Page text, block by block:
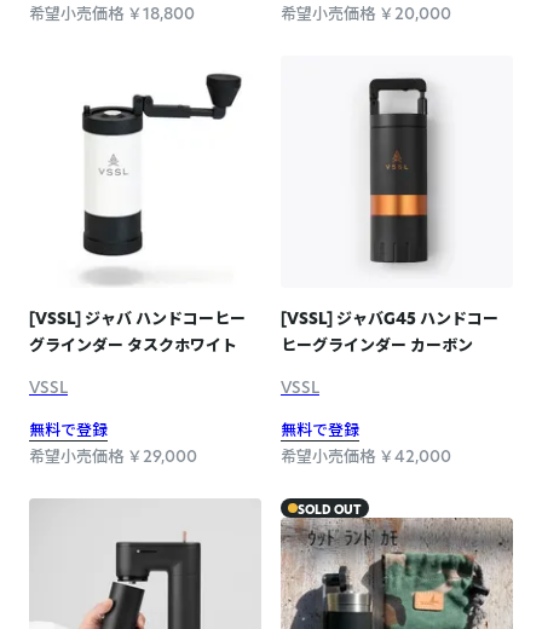
希望小売価格 ￥18,800
希望小売価格 ￥20,000
[VSSL] ジャバ ハンドコーヒー
グラインダー タスクホワイト
VSSL
無料で登録
希望小売価格 ￥29,000
[VSSL] ジャバG45 ハンドコー
ヒーグラインダー カーボン
VSSL
無料で登録
希望小売価格 ￥42,000
SOLD OUT